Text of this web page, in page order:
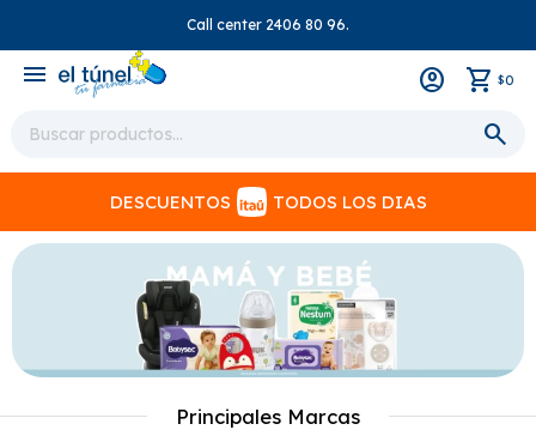
Call center 2406 80 96.
menu $0
DESCUENTOS TODOS LOS DIAS
Principales Marcas
close